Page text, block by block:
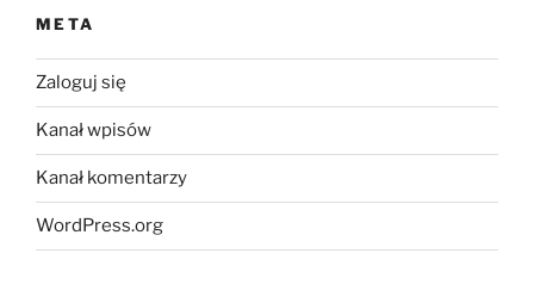
META
Zaloguj się
Kanał wpisów
Kanał komentarzy
WordPress.org